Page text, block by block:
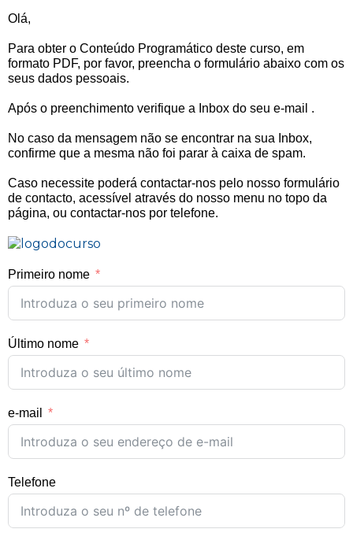
Olá,
Para obter o Conteúdo Programático deste curso, em
formato PDF, por favor, preencha o formulário abaixo com os
seus dados pessoais.
Após o preenchimento verifique a Inbox do seu e-mail .
No caso da mensagem não se encontrar na sua Inbox,
confirme que a mesma não foi parar à caixa de spam.
Caso necessite poderá contactar-nos pelo nosso formulário
de contacto, acessível através do nosso menu no topo da
página, ou contactar-nos por telefone.
Primeiro nome
Último nome
e-mail
Telefone